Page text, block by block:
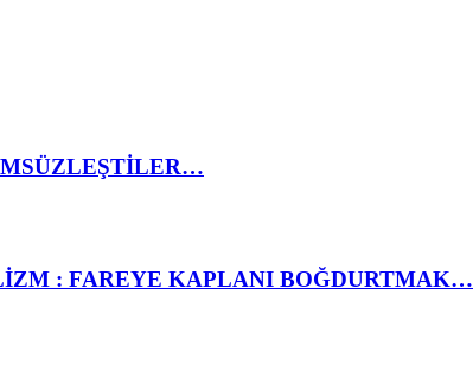
: FAREYE KAPLANI BOĞDURTMAK…